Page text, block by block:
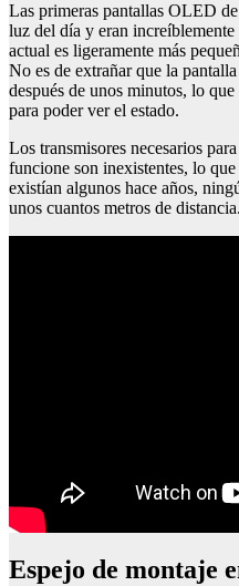
Las primeras pantallas OLED
luz del día y eran
actual es ligeramente más
No es de extrañar que la
después de unos minutos, lo
para poder ver el estado.
Los transmisores necesarios
funcione son inexistentes, lo
existían algunos hace años,
unos cuantos metros de distancia.
espejo de